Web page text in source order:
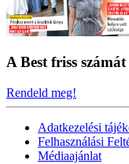
A Best friss
Rendeld meg!
Adatkezelési
Felhasználási
Médiaajánlat